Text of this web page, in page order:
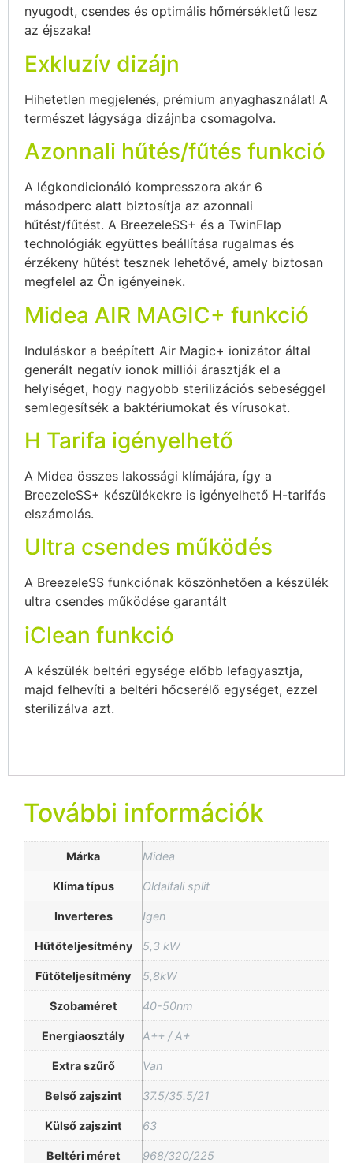
nyugodt, csendes és optimális hőmérsékletű lesz
az éjszaka!
Exkluzív dizájn
Hihetetlen megjelenés, prémium anyaghasználat! A
természet lágysága dizájnba csomagolva.
Azonnali hűtés/fűtés funkció
A légkondicionáló kompresszora akár 6
másodperc alatt biztosítja az azonnali
hűtést/fűtést. A BreezeleSS+ és a TwinFlap
technológiák együttes beállítása rugalmas és
érzékeny hűtést tesznek lehetővé, amely biztosan
megfelel az Ön igényeinek.
Midea AIR MAGIC+ funkció
Induláskor a beépített Air Magic+ ionizátor által
generált negatív ionok milliói árasztják el a
helyiséget, hogy nagyobb sterilizációs sebeséggel
semlegesítsék a baktériumokat és vírusokat.
H Tarifa igényelhető
A Midea összes lakossági klímájára, így a
BreezeleSS+ készülékekre is igényelhető H-tarifás
elszámolás.
Ultra csendes működés
A BreezeleSS funkciónak köszönhetően a készülék
ultra csendes működése garantált
iClean funkció
A készülék beltéri egysége előbb lefagyasztja,
majd felhevíti a beltéri hőcserélő egységet, ezzel
sterilizálva azt.
További információk
Márka Midea
Klíma típus Oldalfali split
Inverteres Igen
Hűtőteljesítmény 5,3 kW
Fűtőteljesítmény 5,8kW
Szobaméret 40-50nm
Energiaosztály A++ / A+
Extra szűrő Van
Belső zajszint 37.5/35.5/21
Külső zajszint 63
Beltéri méret 968/320/225